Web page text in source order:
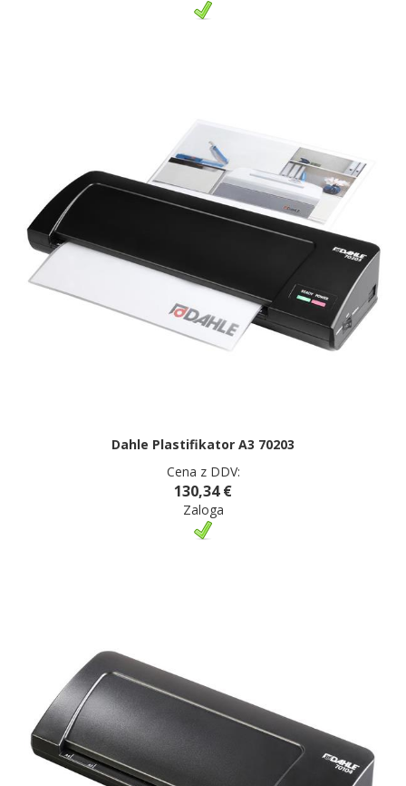
Dahle Plastifikator A3 70203
Cena z DDV:
130,34 €
Zaloga